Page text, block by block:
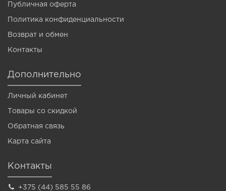
Публичная оферта
Политика конфиденциальности
Возврат и обмен
Контакты
Дополнительно
Личный кабинет
Товары со скидкой
Обратная связь
Карта сайта
Контакты
+375 (44) 585 55 86